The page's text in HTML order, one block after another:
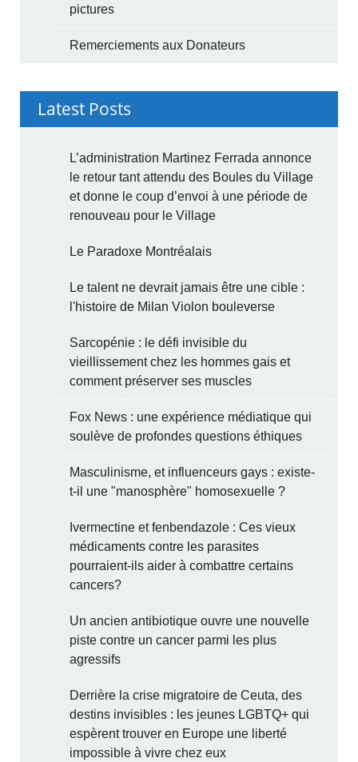
pictures
Remerciements aux Donateurs
Latest Posts
L’administration Martinez Ferrada annonce
le retour tant attendu des Boules du Village
et donne le coup d’envoi à une période de
renouveau pour le Village
Le Paradoxe Montréalais
Le talent ne devrait jamais être une cible :
l'histoire de Milan Violon bouleverse
Sarcopénie : le défi invisible du
vieillissement chez les hommes gais et
comment préserver ses muscles
Fox News : une expérience médiatique qui
soulève de profondes questions éthiques
Masculinisme, et influenceurs gays : existe-
t-il une "manosphère" homosexuelle ?
Ivermectine et fenbendazole : Ces vieux
médicaments contre les parasites
pourraient-ils aider à combattre certains
cancers?
Un ancien antibiotique ouvre une nouvelle
piste contre un cancer parmi les plus
agressifs
Derrière la crise migratoire de Ceuta, des
destins invisibles : les jeunes LGBTQ+ qui
espèrent trouver en Europe une liberté
impossible à vivre chez eux